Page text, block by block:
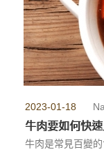
2023-01-18
牛肉要如何快
牛肉是常見百變